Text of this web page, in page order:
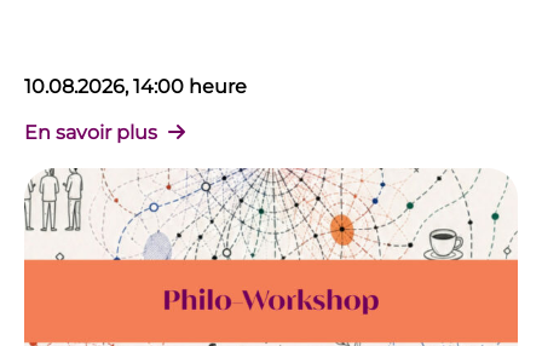
10.08.2026, 14:00 heure
En savoir plus